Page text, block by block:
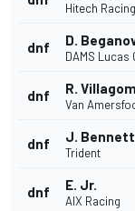
Hitech Racing
dnf D.
DAMS Lucas
dnf R.
Van
dnf J. Bennett
Trident
dnf E. Jr.
AIX Racing